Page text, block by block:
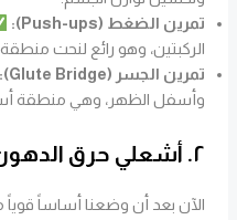
تمرين الضغط (Push-ups):
الركبتين، وهو رائع لنحت منطقة
تمرين الجسر (Glute Bridge):
وأسفل الظهر، وهي منطقة
٢. أشعلي حرق الدهون بتمارين الـ HIIT
الآن بعد أن وضعنا أساساً